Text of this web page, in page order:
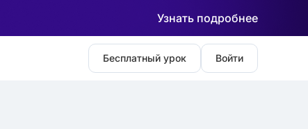
Узнать подробнее
Бесплатный урок Войти